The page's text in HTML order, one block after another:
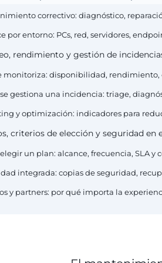
correctivo: diagnóstico,
por entorno: PCs, red, servidores,
rendimiento y gestión de
monitoriza: disponibilidad, rendimiento,
gestiona una incidencia: triage,
y optimización: indicadores para
criterios de elección y seguridad en
un plan: alcance, frecuencia, SLA y
integrada: copias de seguridad,
y partners: por qué importa la